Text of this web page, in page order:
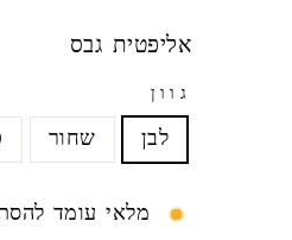
אליפטית גבס
גוון
לבן שחור
מלאי עומד